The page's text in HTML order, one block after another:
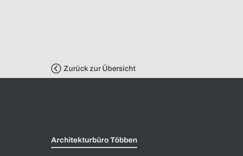
Zurück zur Übersicht
Architekturbüro Többen